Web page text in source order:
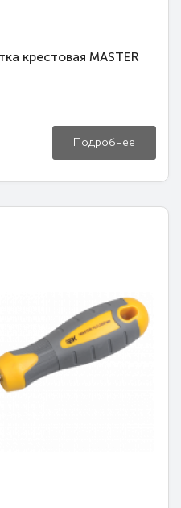
крестовая MASTER
Подробнее